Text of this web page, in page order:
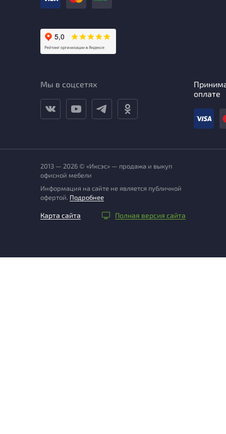
Мы в соцсетях
оплате
2013 — 2026 © «Иксэс» — продажа и выкуп
офисной мебели
Информация на сайте не является публичной
офертой. Подробнее
Карта сайта Полная версия сайта